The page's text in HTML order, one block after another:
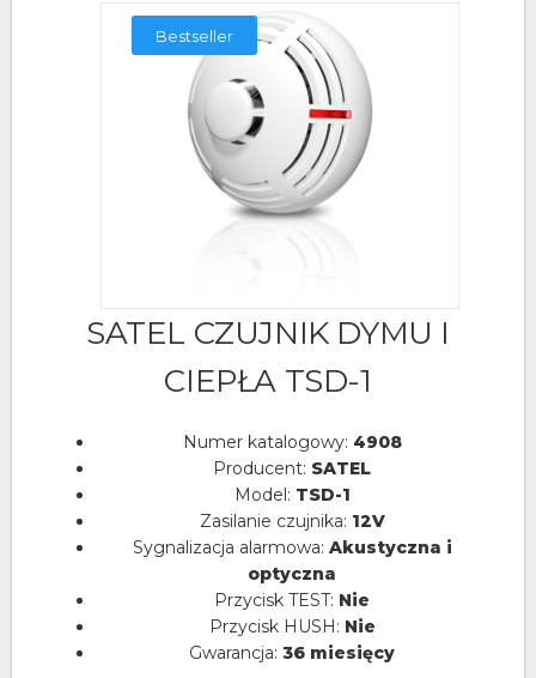
Bestseller
SATEL CZUJNIK DYMU I
CIEPŁA TSD-1
Numer katalogowy: 4908
Producent: SATEL
Model: TSD-1
Zasilanie czujnika: 12V
Sygnalizacja alarmowa: Akustyczna i
optyczna
Przycisk TEST: Nie
Przycisk HUSH: Nie
Gwarancja: 36 miesięcy